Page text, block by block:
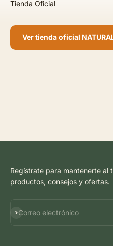
Ver tienda oficial
Regístrate para mantenerte al
productos, consejos y ofertas.
Correo electrónico
Suscribirse